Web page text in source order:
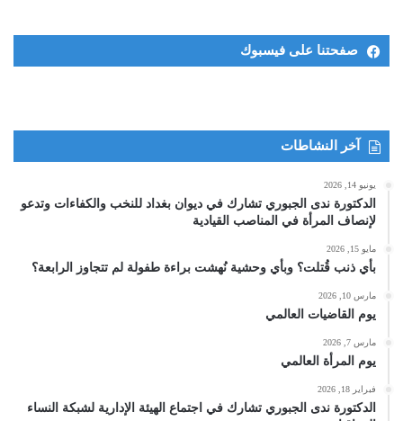
صفحتنا على فيسبوك
آخر النشاطات
يونيو 14, 2026
الدكتورة ندى الجبوري تشارك في ديوان بغداد للنخب والكفاءات وتدعو
لإنصاف المرأة في المناصب القيادية
مايو 15, 2026
بأي ذنب قُتلت؟ وبأي وحشية نُهشت براءة طفولة لم تتجاوز الرابعة؟
مارس 10, 2026
يوم القاضيات العالمي
مارس 7, 2026
يوم المرأة العالمي
فبراير 18, 2026
الدكتورة ندى الجبوري تشارك في اجتماع الهيئة الإدارية لشبكة النساء